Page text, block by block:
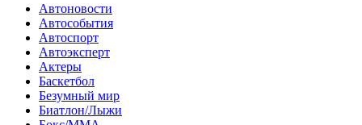
Автоновости
Автособытия
Автоспорт
Автоэксперт
Актеры
Баскетбол
Безумный мир
Биатлон/Лыжи